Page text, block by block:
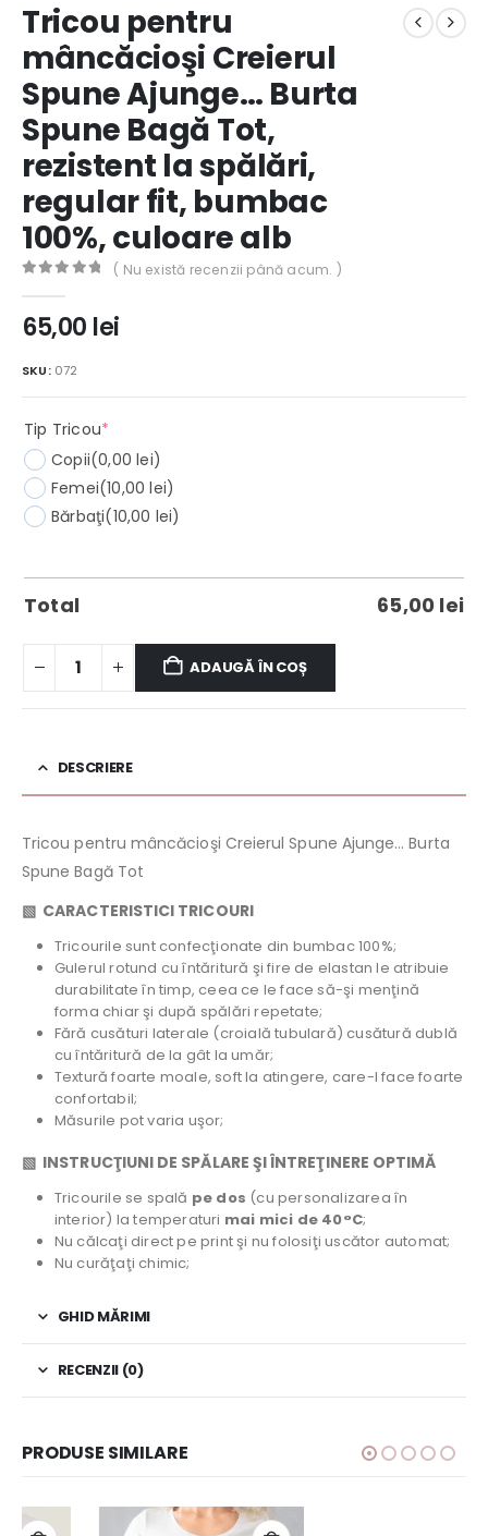
Tricou pentru
mâncăcioşi Creierul
Spune Ajunge… Burta
Spune Bagă Tot,
rezistent la spălări,
regular fit, bumbac
100%, culoare alb
( Nu există recenzii până acum. )
65,00 lei
SKU: 072
Tip Tricou*
Copii(0,00 lei)
Femei(10,00 lei)
Bărbaţi(10,00 lei)
Total 65,00 lei
ADAUGĂ ÎN COȘ
DESCRIERE
Tricou pentru mâncăcioşi Creierul Spune Ajunge… Burta
Spune Bagă Tot
▧ CARACTERISTICI TRICOURI
Tricourile sunt confecţionate din bumbac 100%;
Gulerul rotund cu întăritură şi fire de elastan le atribuie
durabilitate în timp, ceea ce le face să-şi menţină
forma chiar şi după spălări repetate;
Fără cusături laterale (croială tubulară) cusătură dublă
cu întăritură de la gât la umăr;
Textură foarte moale, soft la atingere, care-l face foarte
confortabil;
Măsurile pot varia uşor;
▧ INSTRUCŢIUNI DE SPĂLARE ŞI ÎNTREŢINERE OPTIMĂ
Tricourile se spală pe dos (cu personalizarea în
interior) la temperaturi mai mici de 40°C;
Nu călcaţi direct pe print şi nu folosiţi uscător automat;
Nu curăţaţi chimic;
GHID MĂRIMI
RECENZII (0)
PRODUSE SIMILARE